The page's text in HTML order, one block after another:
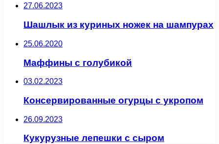
27.06.2023
Шашлык из куриных ножек на шампурах
25.06.2020
Маффины с голубикой
03.02.2023
Консервированные огурцы с укропом
26.09.2023
Кукурузные лепешки с сыром